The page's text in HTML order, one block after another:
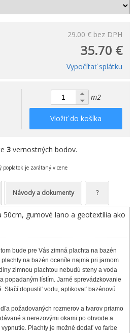
29.00 € bez DPH
35.70 €
Vypočítať splátku
m2
Vložiť do košíka
3 vernostných bodov.
poplatok je zarátaný v cene
Návody a dokumenty ?
50cm, gumové lano a geotextília ako
bude pre Vás zimná plachta na bazén
na bazén oceníte najmä pri jarnom
zimnou plachtou nebudú steny a voda
popadaným lístím. Jarné sprevádzkovanie
Stačí dopustiť vodu, aplikovať bazénovú
požadovaných rozmerov a tvarov priamo
s nerezovými okami po obvode a
Plachty je možné dodať vo farbe